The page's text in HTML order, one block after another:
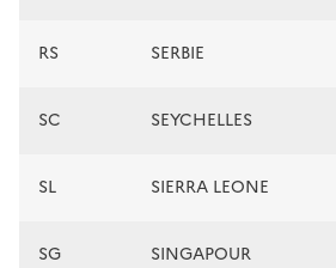
RS SERBIE
SC SEYCHELLES
SL SIERRA LEONE
SG SINGAPOUR